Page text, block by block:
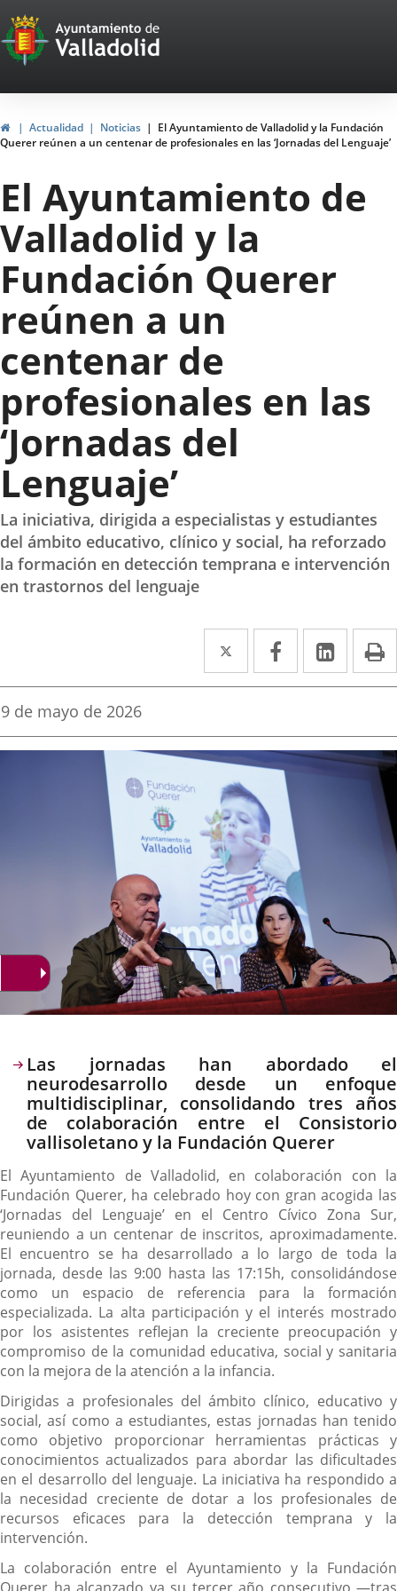
Portal
Web
del
Ayuntamiento
de
Valladolid
InicioActualidad Noticias
El Ayuntamiento de Valladolid y la Fundación
Querer reúnen a un centenar de profesionales en las ‘Jornadas del Lenguaje’
El Ayuntamiento de
Valladolid y la
Fundación Querer
reúnen a un
centenar de
profesionales en las
‘Jornadas del
Lenguaje’
La iniciativa, dirigida a especialistas y estudiantes
del ámbito educativo, clínico y social, ha reforzado
la formación en detección temprana e intervención
en trastornos del lenguaje
Twitter
Enlace
a
aplicación
externa.
Facebook
Enlace
a
aplicación
externa.
Enlace
a
Fecha
la
9 de mayo de 2026
Descripción
Las jornadas han abordado el
neurodesarrollo desde un enfoque
multidisciplinar, consolidando tres años
de colaboración entre el Consistorio
vallisoletano y la Fundación Querer
El Ayuntamiento de Valladolid, en colaboración con la
Fundación Querer, ha celebrado hoy con gran acogida las
‘Jornadas del Lenguaje’ en el Centro Cívico Zona Sur,
reuniendo a un centenar de inscritos, aproximadamente.
El encuentro se ha desarrollado a lo largo de toda la
jornada, desde las 9:00 hasta las 17:15h, consolidándose
como un espacio de referencia para la formación
especializada. La alta participación y el interés mostrado
por los asistentes reflejan la creciente preocupación y
compromiso de la comunidad educativa, social y sanitaria
con la mejora de la atención a la infancia.
Dirigidas a profesionales del ámbito clínico, educativo y
social, así como a estudiantes, estas jornadas han tenido
como objetivo proporcionar herramientas prácticas y
conocimientos actualizados para abordar las dificultades
en el desarrollo del lenguaje. La iniciativa ha respondido a
la necesidad creciente de dotar a los profesionales de
recursos eficaces para la detección temprana y la
intervención.
La colaboración entre el Ayuntamiento y la Fundación